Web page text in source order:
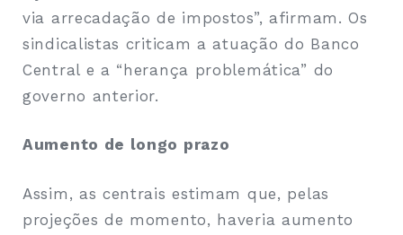
via arrecadação de impostos”, afirmam. Os
sindicalistas criticam a atuação do Banco
Central e a “herança problemática” do
governo anterior.
Aumento de longo prazo
Assim, as centrais estimam que, pelas
projeções de momento, haveria aumento